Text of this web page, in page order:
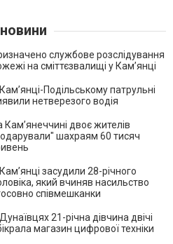
службове розслідування
на сміттєзвалищі у Кам’янці
Подільському патрульні
нетверезого водія
Камʼянеччині двоє жителів
шахраям 60 тисяч
засудили 28-річного
який вчиняв насильство
співмешканки
21-річна дівчина двічі
магазин цифрової техніки